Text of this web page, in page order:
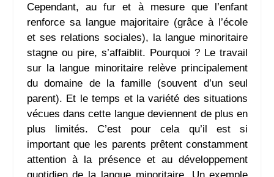
Cependant, au fur et à mesure que l’enfant
renforce sa langue majoritaire (grâce à l’école
et ses relations sociales), la langue minoritaire
stagne ou pire, s’affaiblit. Pourquoi ? Le travail
sur la langue minoritaire relève principalement
du domaine de la famille (souvent d’un seul
parent). Et le temps et la variété des situations
vécues dans cette langue deviennent de plus en
plus limités. C’est pour cela qu’il est si
important que les parents prêtent constamment
attention à la présence et au développement